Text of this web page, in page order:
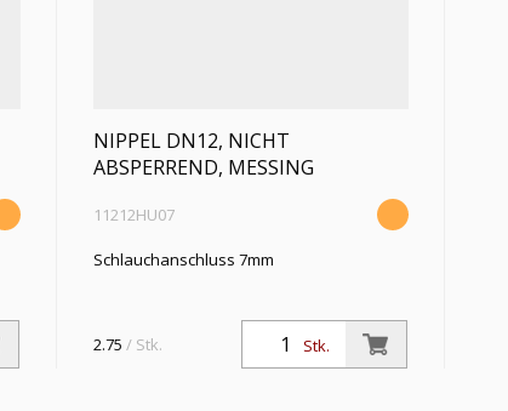
NIPPEL DN12, NICHT
ABSPERREND, MESSING
11212HU07
Schlauchanschluss 7mm
Stk.
2.75 / Stk.